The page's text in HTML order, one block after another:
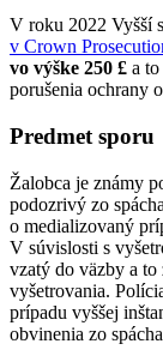
V roku 2022 Vyšší
v Crown
vo výške 250 £ a
porušenia ochrany
Predmet sporu
Žalobca je známy
podozrivý zo
o medializovaný
V súvislosti s
vzatý do väzby a
vyšetrovania.
prípadu vyššej
obvinenia zo